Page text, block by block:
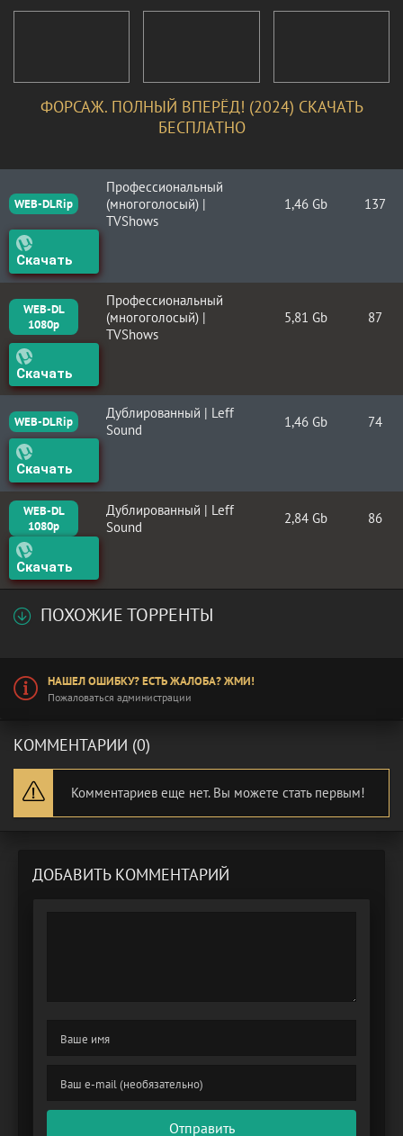
ФОРСАЖ. ПОЛНЫЙ ВПЕРЁД! (2024) СКАЧАТЬ
БЕСПЛАТНО
WEB-DLRip
Профессиональный
(многоголосый) |
TVShows
1,46 Gb 137
Скачать
WEB-DL
1080p
Профессиональный
(многоголосый) |
TVShows
5,81 Gb 87
Скачать
WEB-DLRip
Дублированный | Leff
Sound
1,46 Gb 74
Скачать
WEB-DL
1080p
Дублированный | Leff
Sound
2,84 Gb 86
Скачать
ПОХОЖИЕ ТОРРЕНТЫ
НАШЕЛ ОШИБКУ? ЕСТЬ ЖАЛОБА? ЖМИ!
Пожаловаться администрации
КОММЕНТАРИИ (0)
Комментариев еще нет. Вы можете стать первым!
ДОБАВИТЬ КОММЕНТАРИЙ
Отправить